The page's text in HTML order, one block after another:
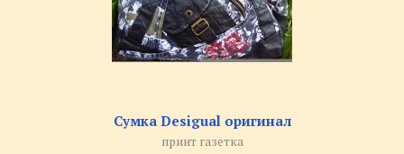
Сумка Desigual оригинал
принт газетка